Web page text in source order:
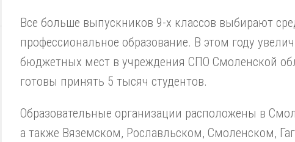
Все больше выпускников 9-х классов выбирают
профессиональное образование. В этом году
бюджетных мест в учреждения СПО Смоленской
готовы принять 5 тысяч студентов.
Образовательные организации расположены в
а также Вяземском, Рославльском, Смоленском,